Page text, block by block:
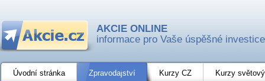
AKCIE ONLINE
informace pro Vaše úspěšné investice
Úvodní stránka Zpravodajství Kurzy CZ Kurzy